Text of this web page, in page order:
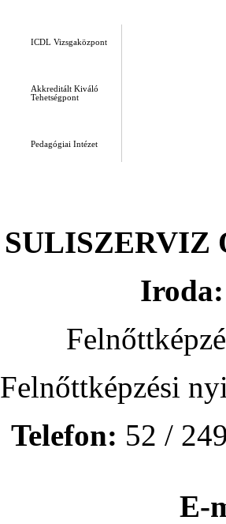
ICDL Vizsgaközpont
Akkreditált Kiváló
Tehetségpont
Pedagógiai Intézet
SULISZERVIZ
Iroda:
Felnőttképzési
Telefon: 52 /
E-